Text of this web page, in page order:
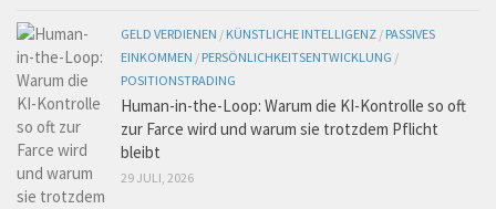
GELD VERDIENEN / KÜNSTLICHE INTELLIGENZ / PASSIVES
EINKOMMEN / PERSÖNLICHKEITSENTWICKLUNG /
POSITIONSTRADING
Human-in-the-Loop: Warum die KI-Kontrolle so oft
zur Farce wird und warum sie trotzdem Pflicht
bleibt
29 JULI, 2026